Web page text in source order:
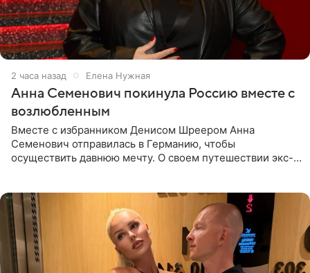
2 часа назад Елена Нужная
Анна Семенович покинула Россию вместе с
возлюбленным
Вместе с избранником Денисом Шреером Анна
Семенович отправилась в Германию, чтобы
осуществить давнюю мечту. О своем путешествии экс-